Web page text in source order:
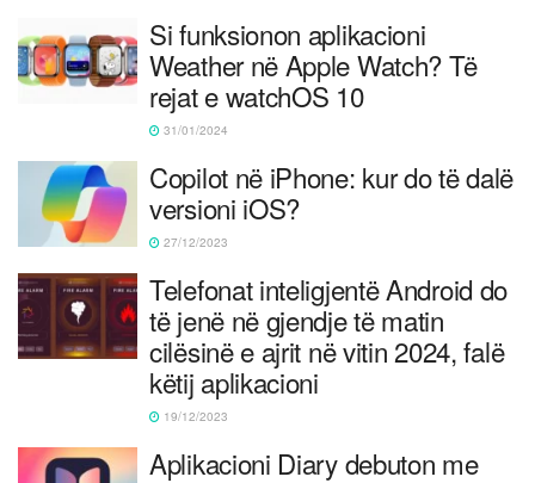
Si funksionon aplikacioni
Weather në Apple Watch? Të
rejat e watchOS 10
31/01/2024
Copilot në iPhone: kur do të dalë
versioni iOS?
27/12/2023
Telefonat inteligjentë Android do
të jenë në gjendje të matin
cilësinë e ajrit në vitin 2024, falë
këtij aplikacioni
19/12/2023
Aplikacioni Diary debuton me